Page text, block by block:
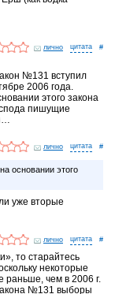
лично #
№131 вступил
2006 года.
этого закона
пишущие
лично #
основании этого
уже вторые
лично #
то старайтесь
некоторые
раньше, чем в 2006 г.
№131 выборы